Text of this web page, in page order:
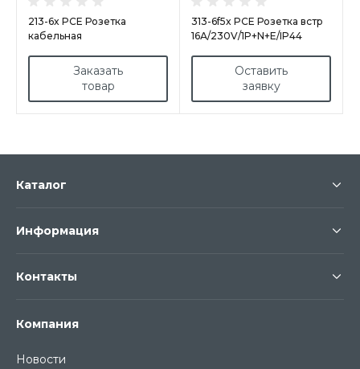
213-6x PCE Розетка
кабельная
Заказать
товар
313-6f5x PCE Розетка встр
16А/230V/1P+N+E/IP44
Оставить
заявку
Компания
Новости
Каталог
Информация
Контакты